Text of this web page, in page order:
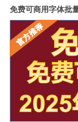
免费可商用字体批